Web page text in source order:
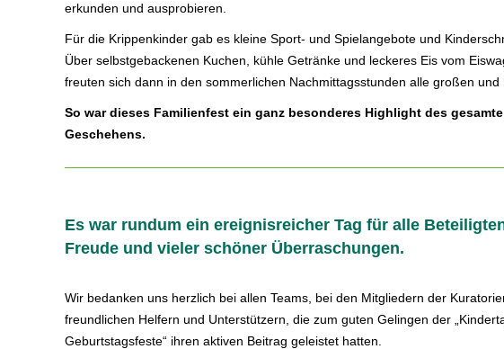
erkunden und ausprobieren.
Für die Krippenkinder gab es kleine Sport- und Spielangebote und
Über selbstgebackenen Kuchen, kühle Getränke und leckeres Eis vom
freuten sich dann in den sommerlichen Nachmittagsstunden alle großen und
So war dieses Familienfest ein ganz besonderes Highlight des
Geschehens.
Es war rundum ein ereignisreicher Tag für alle
Freude und vieler schöner Überraschungen.
Wir bedanken uns herzlich bei allen Teams, bei den Mitgliedern der
freundlichen Helfern und Unterstützern, die zum guten Gelingen der
Geburtstagsfeste“ ihren aktiven Beitrag geleistet hatten.